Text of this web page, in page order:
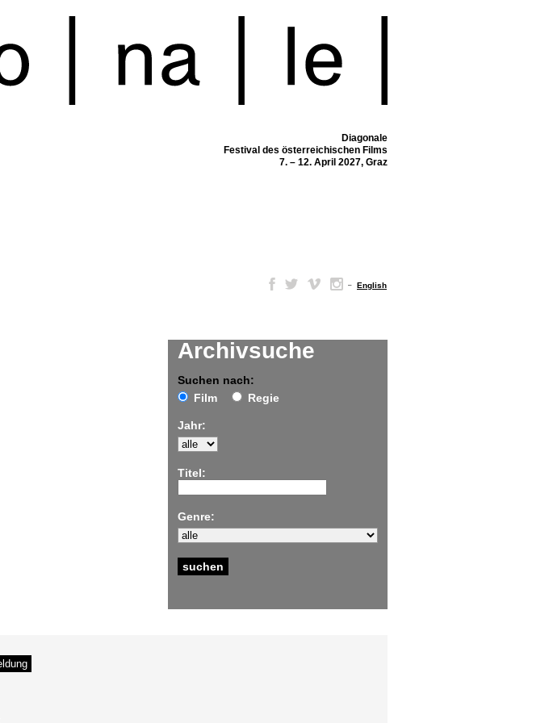
Diagonale
Festival des österreichischen Films
7. – 12. April 2027, Graz
– English
Archivsuche
Suchen nach:
Film
Regie
Jahr:
Titel:
Genre: